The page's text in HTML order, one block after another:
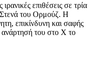
επιθέσεις σε τρία
Στενά του Ορμούζ. Η
επικίνδυνη και σαφής
ανάρτησή του στο X το